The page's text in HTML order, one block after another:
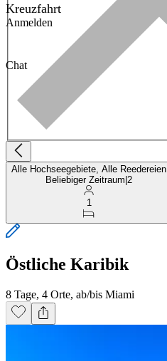
Kreuzfahrt
Anmelden
Chat
Alle Hochseegebiete, Alle Reedereien
Beliebiger Zeitraum 2
1
Östliche Karibik
8 Tage, 4 Orte, ab/bis Miami